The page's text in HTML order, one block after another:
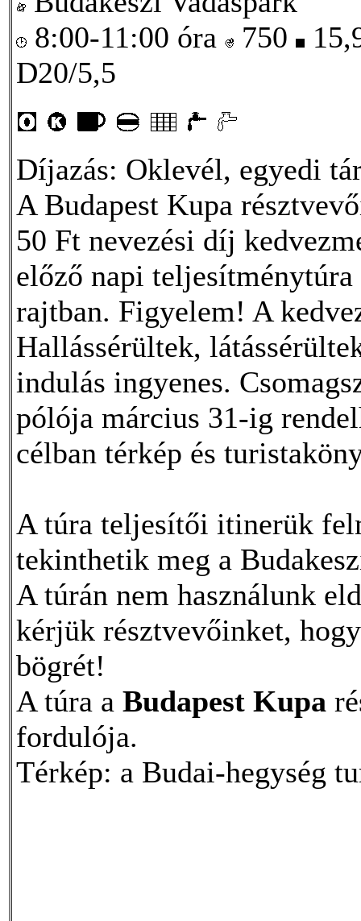
8:00-11:00 óra
750
D20/5,5
Díjazás: Oklevél, egyedi
A Budapest Kupa
50 Ft nevezési díj
előző napi
rajtban. Figyelem! A
Hallássérültek,
indulás ingyenes.
pólója március 31-ig
célban térkép és
A túra teljesítői itinerük
tekinthetik meg a
A túrán nem használunk
kérjük résztvevőinket,
bögrét!
A túra a Budapest Kupa
fordulója.
Térkép: a Budai-hegység